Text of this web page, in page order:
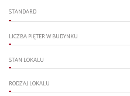
STANDARD
LICZBA PIĘTER W BUDYNKU
STAN LOKALU
RODZAJ LOKALU